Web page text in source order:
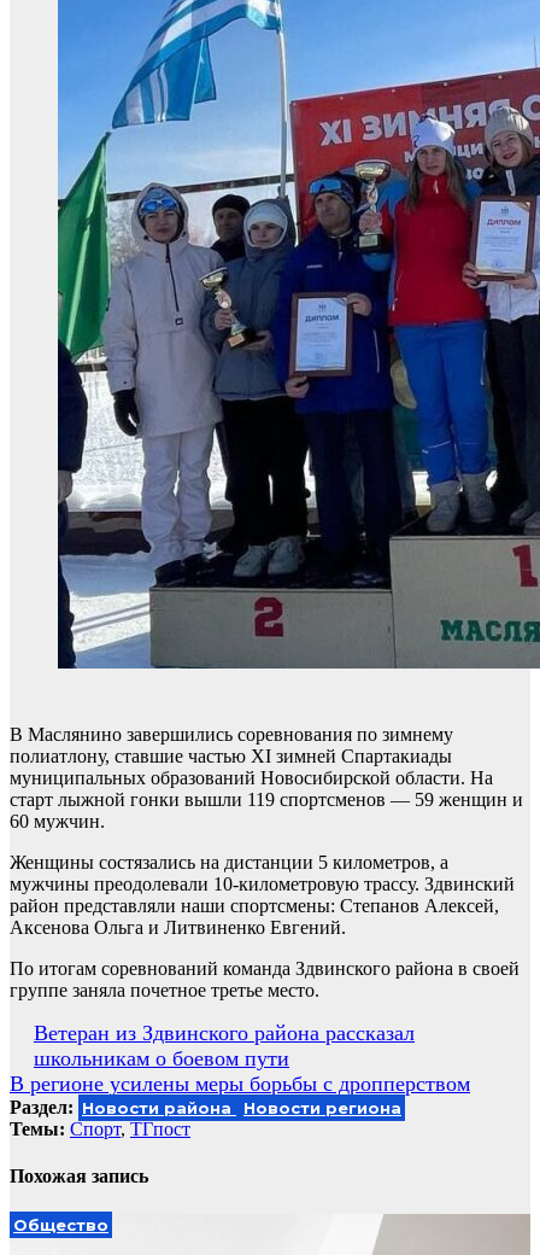
В Маслянино завершились соревнования по зимнему
полиатлону, ставшие частью XI зимней Спартакиады
муниципальных образований Новосибирской области. На
старт лыжной гонки вышли 119 спортсменов — 59 женщин и
60 мужчин.
Женщины состязались на дистанции 5 километров, а
мужчины преодолевали 10-километровую трассу. Здвинский
район представляли наши спортсмены: Степанов Алексей,
Аксенова Ольга и Литвиненко Евгений.
По итогам соревнований команда Здвинского района в своей
группе заняла почетное третье место.
Навигация
по
записям
Ветеран из Здвинского района рассказал
школьникам о боевом пути
В регионе усилены меры борьбы с дропперством
Раздел: Новости района Новости региона
Темы: Спорт, ТГпост
Похожая запись
Общество